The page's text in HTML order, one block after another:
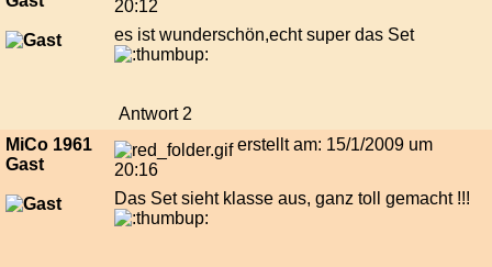
20:12
es ist wunderschön,echt super das Set
Antwort 2
MiCo 1961
Gast
erstellt am: 15/1/2009 um
20:16
Das Set sieht klasse aus, ganz toll gemacht !!!